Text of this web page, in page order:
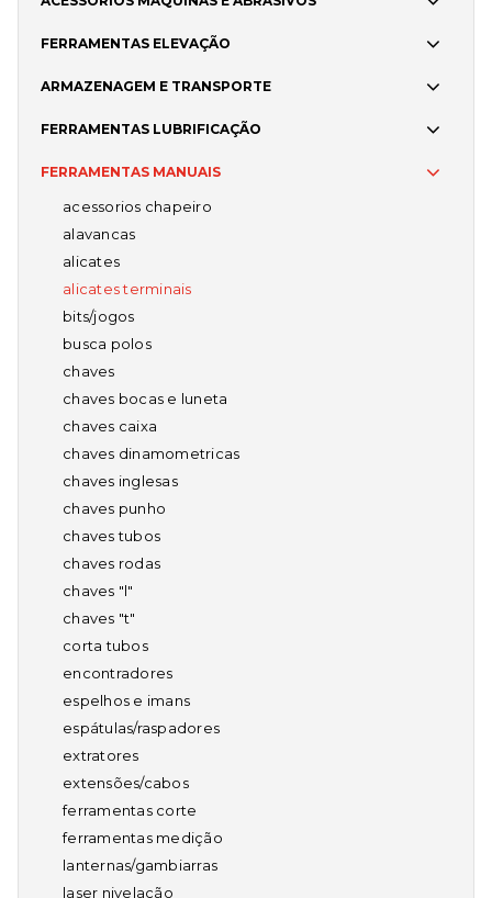
FERRAMENTAS ELEVAÇÃO
ARMAZENAGEM E TRANSPORTE
FERRAMENTAS LUBRIFICAÇÃO
FERRAMENTAS MANUAIS
acessorios chapeiro
alavancas
alicates
alicates terminais
bits/jogos
busca polos
chaves
chaves bocas e luneta
chaves caixa
chaves dinamometricas
chaves inglesas
chaves punho
chaves tubos
chaves rodas
chaves "l"
chaves "t"
corta tubos
encontradores
espelhos e imans
espátulas/raspadores
extratores
extensões/cabos
ferramentas corte
ferramentas medição
lanternas/gambiarras
laser nivelação